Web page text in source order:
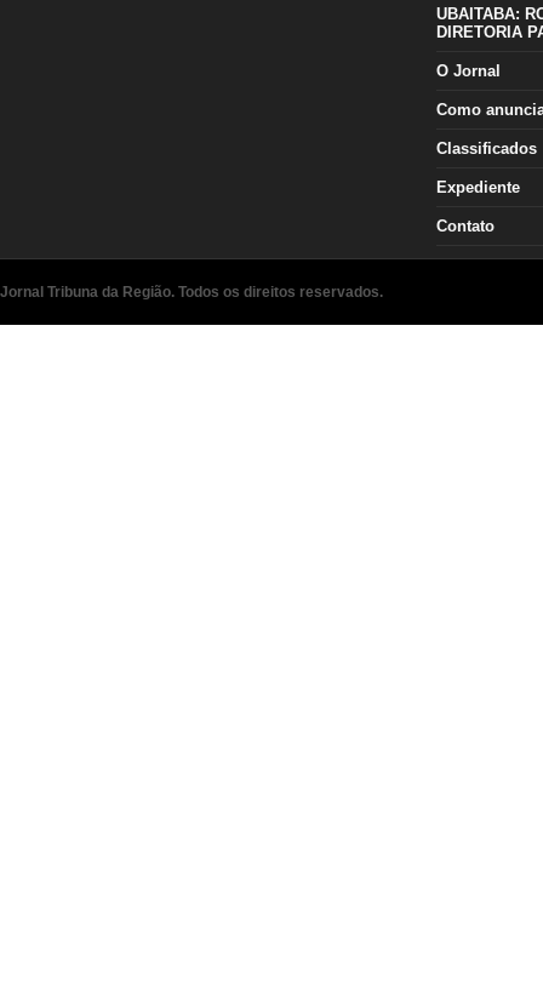
UBAITABA:
DIRETORIA
O Jornal
Como
Classificados
Expediente
Contato
Jornal Tribuna da Região. Todos os direitos reservados.